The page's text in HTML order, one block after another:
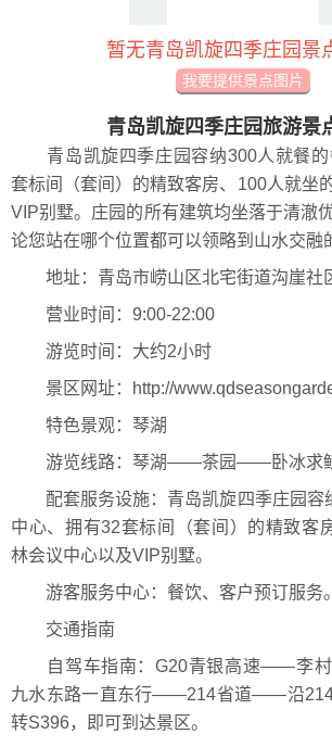
暂无青岛凯旋四季庄园景
我要提供景点图片
青岛凯旋四季庄园旅游景
青岛凯旋四季庄园容纳300人就餐的
套标间（套间）的精致客房、100人就坐
VIP别墅。庄园的所有建筑均坐落于清澈
论您站在哪个位置都可以领略到山水交融
地址：青岛市崂山区北宅街道沟崖社
营业时间：9:00-22:00
游览时间：大约2小时
景区网址：http://
特色景观：琴湖
游览线路：琴湖——茶园——卧冰求
配套服务设施：青岛凯旋四季庄园容
中心、拥有32套标间（套间）的精致客
林会议中心以及VIP别墅。
游客服务中心：餐饮、客户预订服务。
交通指南
自驾车指南：G20青银高速——李
九水东路一直东行——214省道——沿
转S396，即可到达景区。